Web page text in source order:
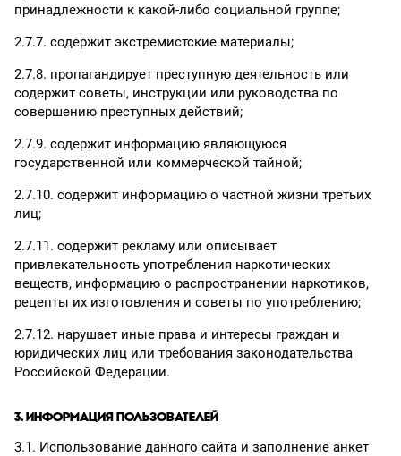
принадлежности к какой-либо социальной группе;
2.7.7. содержит экстремистские материалы;
2.7.8. пропагандирует преступную деятельность или
содержит советы, инструкции или руководства по
совершению преступных действий;
2.7.9. содержит информацию являющуюся
государственной или коммерческой тайной;
2.7.10. содержит информацию о частной жизни третьих
лиц;
2.7.11. содержит рекламу или описывает
привлекательность употребления наркотических
веществ, информацию о распространении наркотиков,
рецепты их изготовления и советы по употреблению;
2.7.12. нарушает иные права и интересы граждан и
юридических лиц или требования законодательства
Российской Федерации.
3. ИНФОРМАЦИЯ ПОЛЬЗОВАТЕЛЕЙ
3.1. Использование данного сайта и заполнение анкет